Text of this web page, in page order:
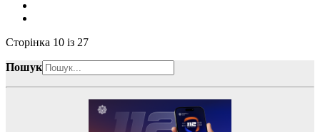
Сторінка 10 із 27
Пошук